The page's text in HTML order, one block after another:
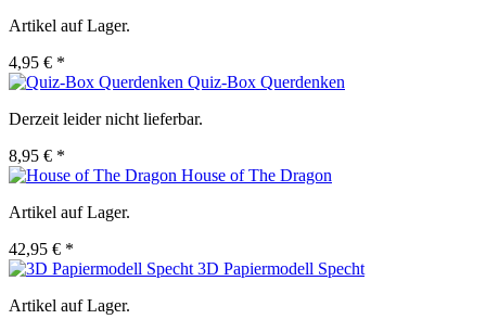
Artikel auf Lager.
4,95 € *
Quiz-Box Querdenken
Derzeit leider nicht lieferbar.
8,95 € *
House of The Dragon
Artikel auf Lager.
42,95 € *
3D Papiermodell Specht
Artikel auf Lager.